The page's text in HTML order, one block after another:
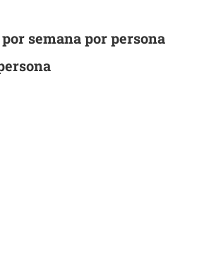
por semana por persona